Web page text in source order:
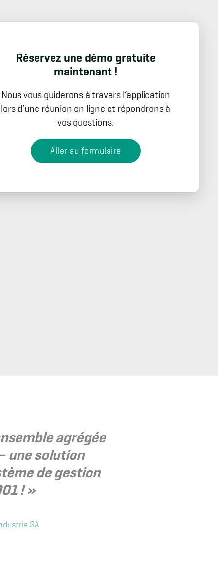
Réservez une démo gratuite
maintenant !
Nous vous guiderons à travers l’application
lors d’une réunion en ligne et répondrons à
vos questions.
Aller au formulaire
agrégée
une solution
de gestion
! »
SA